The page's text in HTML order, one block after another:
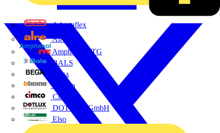
Adaptaflex
Alre
Amphenol FTG
BALS
Bega
Bticino
Cimco
DOTLUX GmbH
Elso